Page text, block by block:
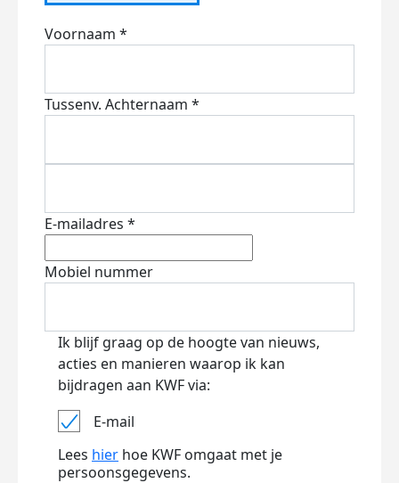
Voornaam *
Tussenv. Achternaam *
E-mailadres *
Mobiel nummer
Ik blijf graag op de hoogte van nieuws,
acties en manieren waarop ik kan
bijdragen aan KWF via:
E-mail
Lees hier hoe KWF omgaat met je
persoonsgegevens.